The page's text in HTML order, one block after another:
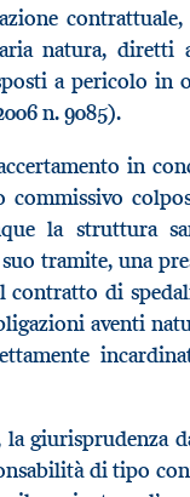
contrattuale,
natura, diretti
a pericolo in
n. 9085).
in
la struttura
tramite, una
contratto di
aventi
giurisprudenza
di tipo